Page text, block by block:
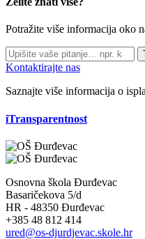
Potražite više informacija oko
Kontaktirajte nas
Saznajte više informacija o
iTransparentnost
Osnovna škola Đurđevac
Basaričekova 5/d
HR - 48350 Đurđevac
+385 48 812 414
ured@os-djurdjevac.skole.hr